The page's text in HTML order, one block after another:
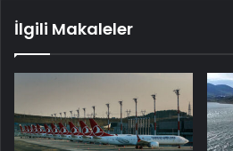
İlgili Makaleler